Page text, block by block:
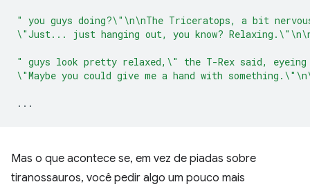
" you guys doing?\"\n\nThe Triceratops, a bit
\"Just... just hanging out, you know?
" guys look pretty relaxed,\" the T-Rex said,
\"Maybe you could give me a hand with
...
Mas o que acontece se, em vez de piadas sobre
tiranossauros, você pedir algo um pouco mais